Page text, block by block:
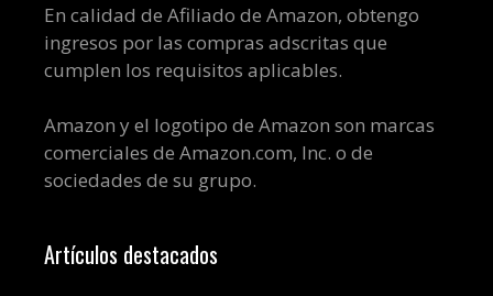
En calidad de Afiliado de Amazon, obtengo
ingresos por las compras adscritas que
cumplen los requisitos aplicables.
Amazon y el logotipo de Amazon son marcas
comerciales de Amazon.com, Inc. o de
sociedades de su grupo.
Artículos destacados